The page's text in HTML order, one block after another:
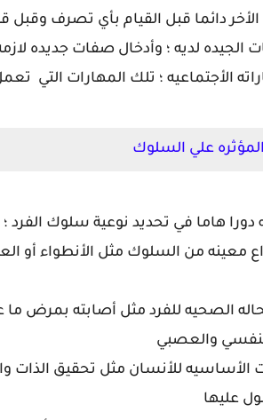
دائما قبل القيام بأي تصرف
الجيده لديه ؛ وأدخال صفات جديده
الأجتماعيه ؛ تلك المهارات التي
علي السلوك
دورا هاما في تحديد نوعية سلوك الفرد
معينه من السلوك مثل الأنطواء أو
الصحيه للفرد مثل أصابته بمرض
الأساسيه للأنسان مثل تحقيق الذات
عليها